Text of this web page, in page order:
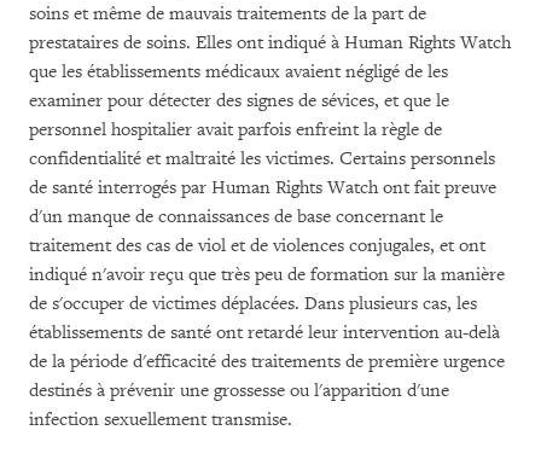
soins et même de mauvais traitements de la part de
prestataires de soins. Elles ont indiqué à Human Rights Watch
que les établissements médicaux avaient négligé de les
examiner pour détecter des signes de sévices, et que le
personnel hospitalier avait parfois enfreint la règle de
confidentialité et maltraité les victimes. Certains personnels
de santé interrogés par Human Rights Watch ont fait preuve
d'un manque de connaissances de base concernant le
traitement des cas de viol et de violences conjugales, et ont
indiqué n'avoir reçu que très peu de formation sur la manière
de s'occuper de victimes déplacées. Dans plusieurs cas, les
établissements de santé ont retardé leur intervention au-delà
de la période d'efficacité des traitements de première urgence
destinés à prévenir une grossesse ou l'apparition d'une
infection sexuellement transmise.